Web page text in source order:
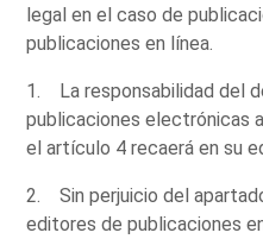
legal en el caso de
publicaciones en línea.
1. La responsabilidad del
publicaciones electrónicas
el artículo 4 recaerá en su
2. Sin perjuicio del
editores de publicaciones